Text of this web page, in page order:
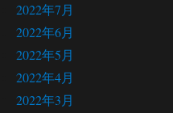
2022年7月
2022年6月
2022年5月
2022年4月
2022年3月